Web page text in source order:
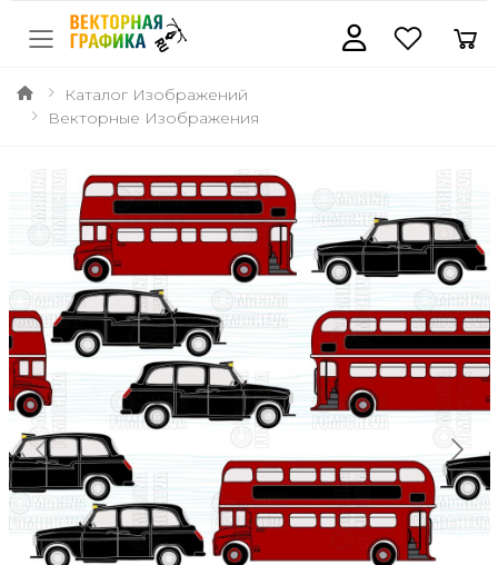
Каталог Изображений
Векторные Изображения